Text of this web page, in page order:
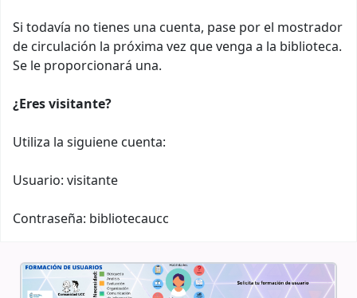
Si todavía no tienes una cuenta, pase por el mostrador
de circulación la próxima vez que venga a la biblioteca.
Se le proporcionará una.
¿Eres visitante?
Utiliza la siguiene cuenta:
Usuario: visitante
Contraseña: bibliotecaucc